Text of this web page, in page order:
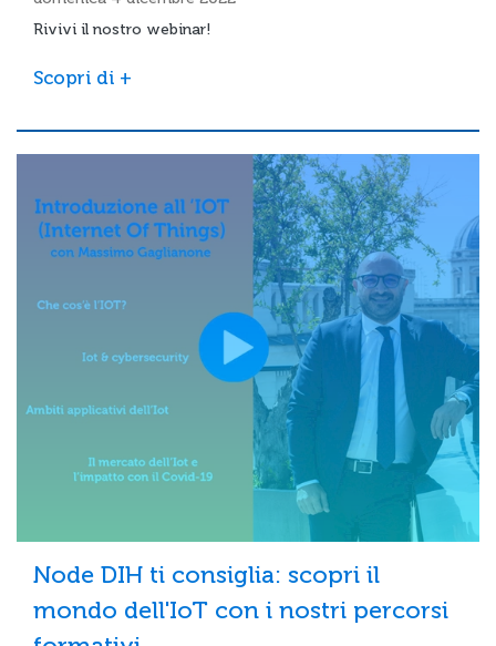
Rivivi il nostro webinar!
Scopri di +
Node DIH ti consiglia: scopri il
mondo dell'IoT con i nostri percorsi